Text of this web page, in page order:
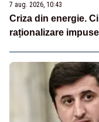
7 aug. 2026, 10:43
Criza din energie.
raționalizare